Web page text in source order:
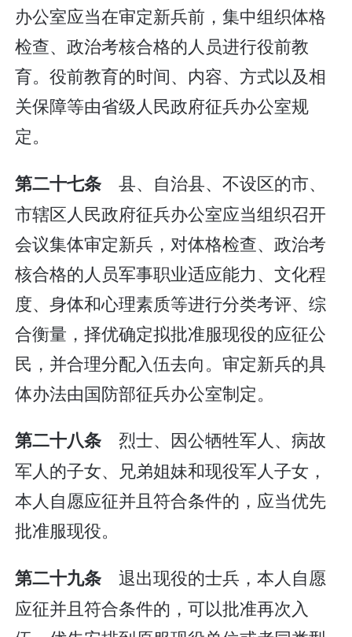
办公室应当在审定新兵前，集中组织体格
检查、政治考核合格的人员进行役前教
育。役前教育的时间、内容、方式以及相
关保障等由省级人民政府征兵办公室规
定。
第二十七条 县、自治县、不设区的市、
市辖区人民政府征兵办公室应当组织召开
会议集体审定新兵，对体格检查、政治考
核合格的人员军事职业适应能力、文化程
度、身体和心理素质等进行分类考评、综
合衡量，择优确定拟批准服现役的应征公
民，并合理分配入伍去向。审定新兵的具
体办法由国防部征兵办公室制定。
第二十八条 烈士、因公牺牲军人、病故
军人的子女、兄弟姐妹和现役军人子女，
本人自愿应征并且符合条件的，应当优先
批准服现役。
第二十九条 退出现役的士兵，本人自愿
应征并且符合条件的，可以批准再次入